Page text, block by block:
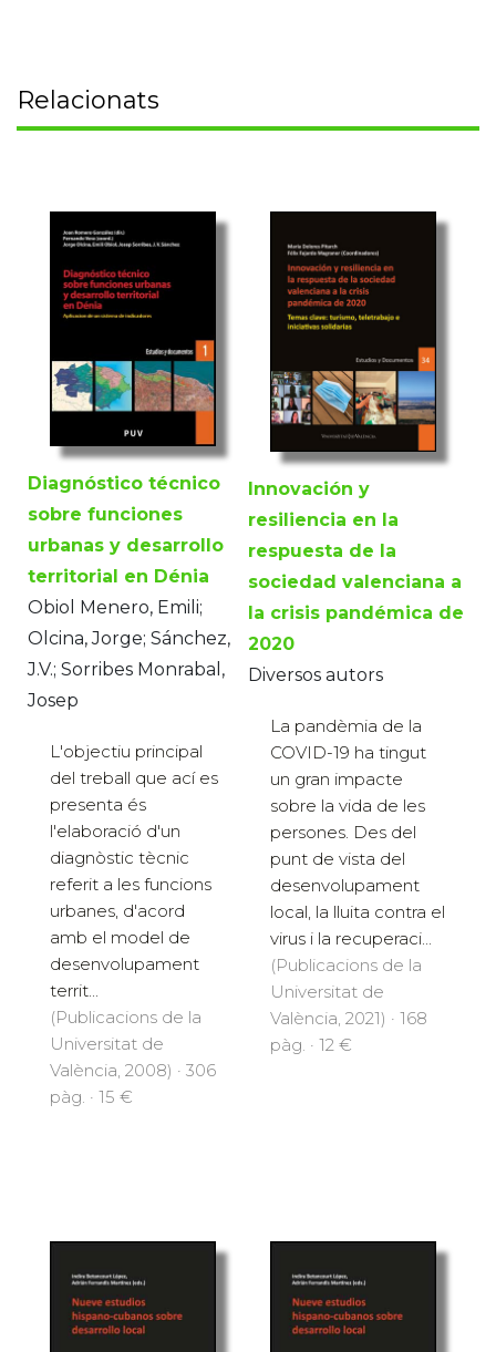
Relacionats
Diagnóstico técnico
sobre funciones
urbanas y desarrollo
territorial en Dénia
Obiol Menero, Emili;
Olcina, Jorge; Sánchez,
J.V.; Sorribes Monrabal,
Josep
L'objectiu principal
del treball que ací es
presenta és
l'elaboració d'un
diagnòstic tècnic
referit a les funcions
urbanes, d'acord
amb el model de
desenvolupament
territ...
(Publicacions de la
Universitat de
València, 2008) · 306
pàg. · 15 €
Innovación y
resiliencia en la
respuesta de la
sociedad valenciana a
la crisis pandémica de
2020
Diversos autors
La pandèmia de la
COVID-19 ha tingut
un gran impacte
sobre la vida de les
persones. Des del
punt de vista del
desenvolupament
local, la lluita contra el
virus i la recuperaci...
(Publicacions de la
Universitat de
València, 2021) · 168
pàg. · 12 €